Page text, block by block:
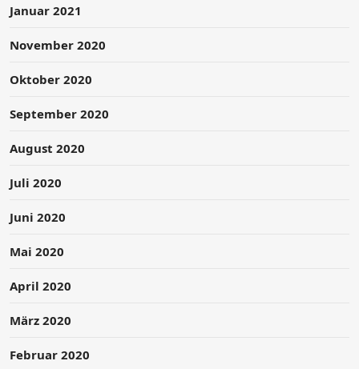
Januar 2021
November 2020
Oktober 2020
September 2020
August 2020
Juli 2020
Juni 2020
Mai 2020
April 2020
März 2020
Februar 2020